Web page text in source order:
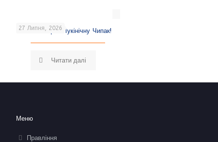
27 Липня, 2026
Вітаємо Марію Лукінічну Чипак!
Читати далі
Меню
Правління